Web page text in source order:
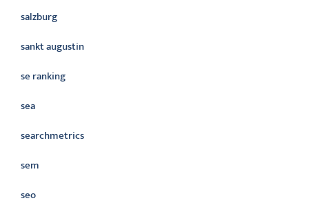
salzburg
sankt augustin
se ranking
sea
searchmetrics
sem
seo